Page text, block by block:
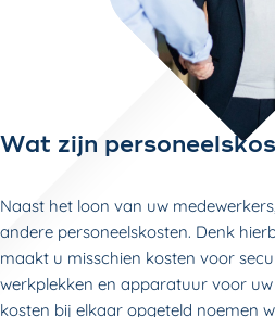
Wat zijn
Naast het loon van uw
andere personeelskosten. Denk
maakt u misschien kosten voor
werkplekken en apparatuur voor uw
kosten bij elkaar opgeteld noemen